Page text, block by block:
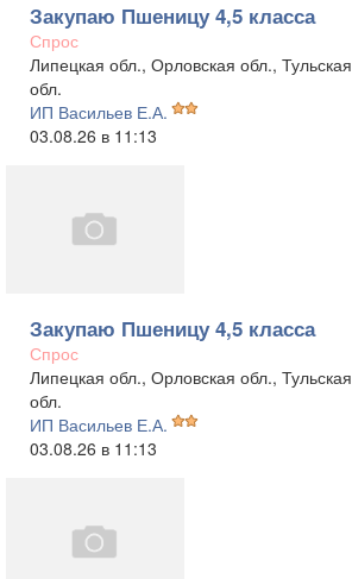
Закупаю Пшеницу 4,5 класса
Спрос
Липецкая обл., Орловская обл., Тульская
обл.
ИП Васильев Е.А.
03.08.26 в 11:13
Закупаю Пшеницу 4,5 класса
Спрос
Липецкая обл., Орловская обл., Тульская
обл.
ИП Васильев Е.А.
03.08.26 в 11:13